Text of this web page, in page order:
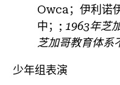
Owca；伊利诺
中；; 1963年芝
芝加哥教育体系
少年组表演